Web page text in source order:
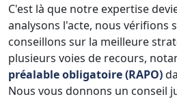
C'est là que notre expertise
analysons l'acte, nous vérifions
conseillons sur la meilleure
plusieurs voies de recours,
préalable obligatoire (RAPO)
Nous vous donnons un conseil